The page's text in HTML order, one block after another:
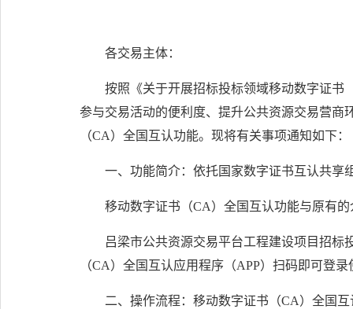
各交易主体：
按照《关于开展招标投标领域移动数字证书
参与交易活动的便利度、提升公共资源交易营商
（CA）全国互认功能。现将有关事项通知如下：
一、功能简介：依托国家数字证书互认共享
移动数字证书（CA）全国互认功能与原有
吕梁市公共资源交易平台工程建设项目招标
（CA）全国互认应用程序（APP）扫码即可登录
二、操作流程：移动数字证书（CA）全国互